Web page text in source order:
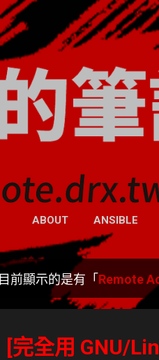
ABOUT ANSIBLE
目前顯示的是有「 Remote
[完全用 GNU/